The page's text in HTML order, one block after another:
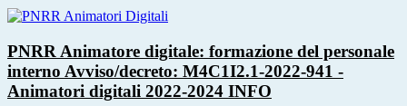
PNRR Animatore digitale: formazione del personale
interno Avviso/decreto: M4C1I2.1-2022-941 -
Animatori digitali 2022-2024 INFO